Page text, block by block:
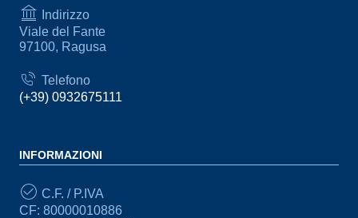
Indirizzo
Viale del Fante
97100, Ragusa
Telefono
(+39) 0932675111
INFORMAZIONI
C.F. / P.IVA
CF: 80000010886